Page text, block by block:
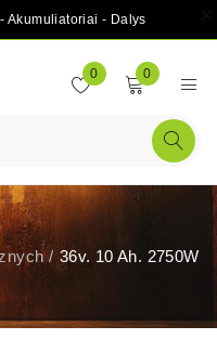
Akumuliatoriai - Dalys
0 0
/ 36v. 10 Ah. 2750W